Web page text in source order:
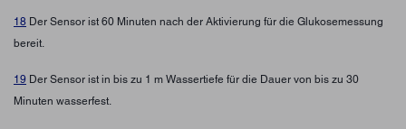
18 Der Sensor ist 60 Minuten nach der Aktivierung für die Glukosemessung
bereit.
19 Der Sensor ist in bis zu 1 m Wassertiefe für die Dauer von bis zu 30
Minuten wasserfest.